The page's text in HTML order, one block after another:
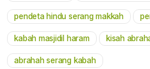
pendeta hindu serang makkah
kabah masjidil haram kisah
abrahah serang kabah